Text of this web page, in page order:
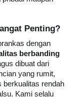
Penting?
dengan
berbanding
dibuat dari
yang rumit,
berkualitas rendah
Kami selalu